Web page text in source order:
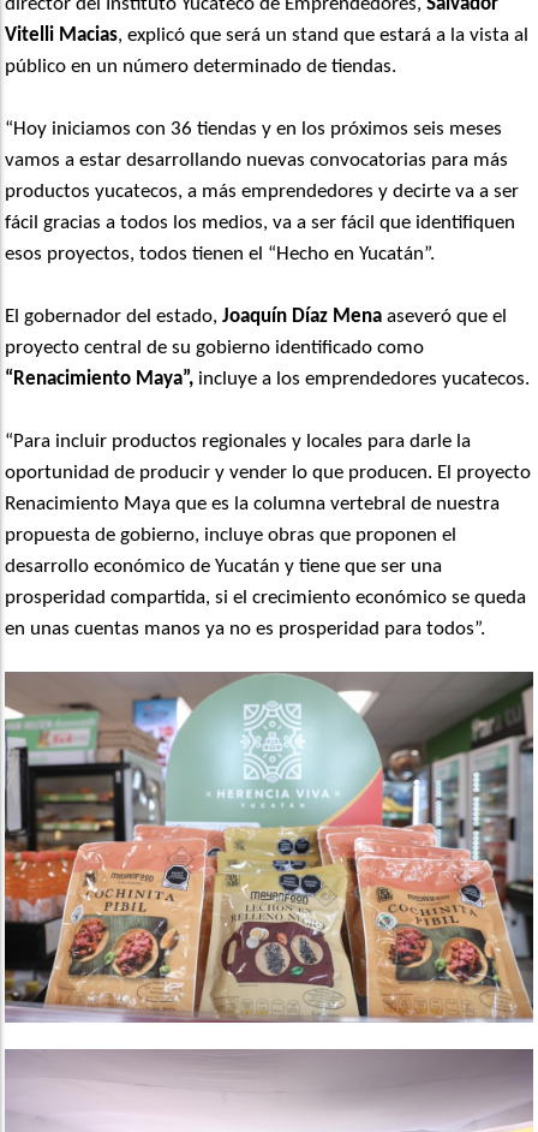
Vitelli Macias, explicó que será un stand que estará a la vista al
público en un número determinado de tiendas.
“Hoy iniciamos con 36 tiendas y en los próximos seis meses
vamos a estar desarrollando nuevas convocatorias para más
productos yucatecos, a más emprendedores y decirte va a ser
fácil gracias a todos los medios, va a ser fácil que identifiquen
esos proyectos, todos tienen el “Hecho en Yucatán”.
El gobernador del estado,Joaquín Díaz Mena aseveró que el
proyecto central de su gobierno identificado como
“Renacimiento Maya”, incluye a los emprendedores yucatecos.
“Para incluir productos regionales y locales para darle la
oportunidad de producir y vender lo que producen. El proyecto
Renacimiento Maya que es la columna vertebral de nuestra
propuesta de gobierno, incluye obras que proponen el
desarrollo económico de Yucatán y tiene que ser una
prosperidad compartida, si el crecimiento económico se queda
en unas cuentas manos ya no es prosperidad para todos”.